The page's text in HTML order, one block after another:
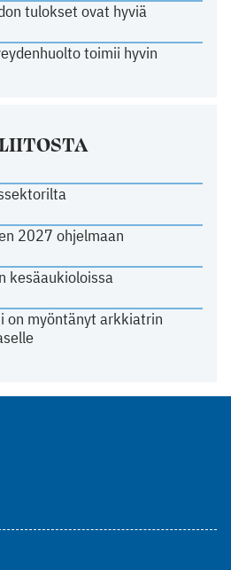
tulokset ovat hyviä
toimii hyvin
2027 ohjelmaan
kesäaukioloissa
on myöntänyt arkkiatrin